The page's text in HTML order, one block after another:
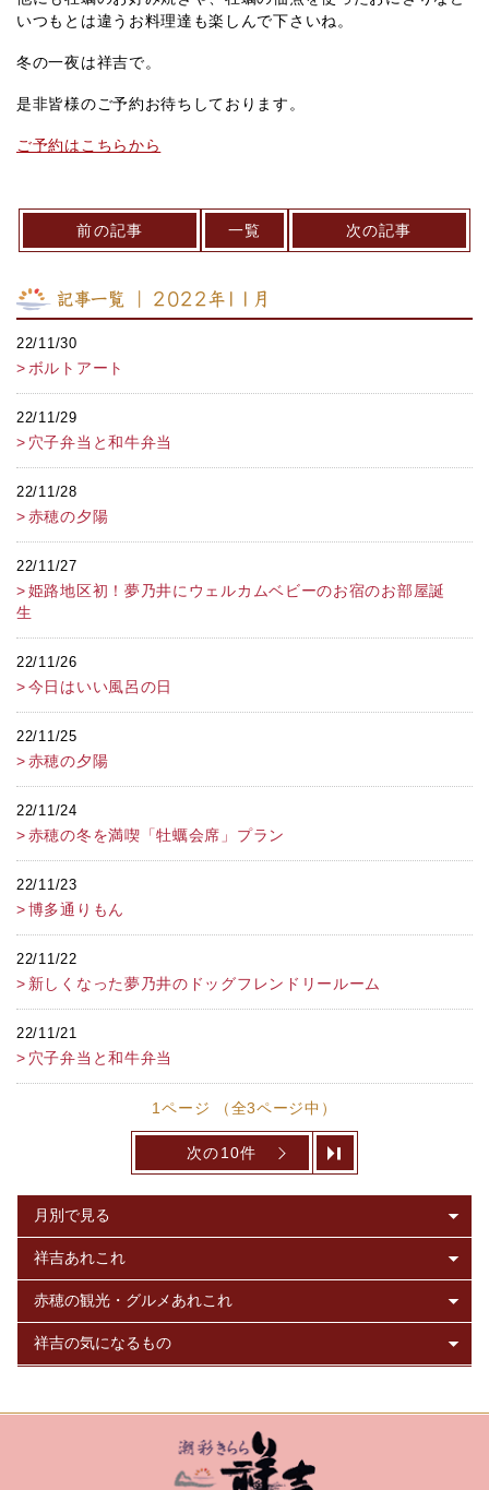
いつもとは違うお料理達も楽しんで下さいね。
冬の一夜は祥吉で。
是非皆様のご予約お待ちしております。
ご予約はこちらから
前の記事 一覧 次の記事
記事一覧 ｜ 2022年11月
22/11/30
ボルトアート
22/11/29
穴子弁当と和牛弁当
22/11/28
赤穂の夕陽
22/11/27
姫路地区初！夢乃井にウェルカムベビーのお宿のお部屋誕
生
22/11/26
今日はいい風呂の日
22/11/25
赤穂の夕陽
22/11/24
赤穂の冬を満喫「牡蠣会席」プラン
22/11/23
博多通りもん
22/11/22
新しくなった夢乃井のドッグフレンドリールーム
22/11/21
穴子弁当と和牛弁当
1ページ （全3ページ中）
次の10件